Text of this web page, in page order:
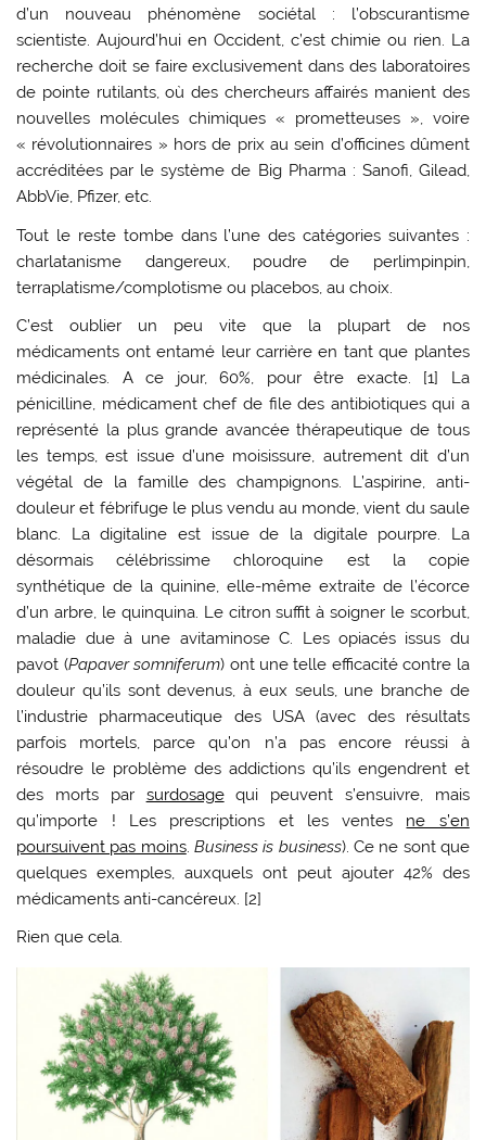
d’un nouveau phénomène sociétal : l’obscurantisme
scientiste. Aujourd’hui en Occident, c’est chimie ou rien. La
recherche doit se faire exclusivement dans des laboratoires
de pointe rutilants, où des chercheurs affairés manient des
nouvelles molécules chimiques « prometteuses », voire
« révolutionnaires » hors de prix au sein d’officines dûment
accréditées par le système de Big Pharma : Sanofi, Gilead,
AbbVie, Pfizer, etc.
Tout le reste tombe dans l’une des catégories suivantes :
charlatanisme dangereux, poudre de perlimpinpin,
terraplatisme/complotisme ou placebos, au choix.
C’est oublier un peu vite que la plupart de nos
médicaments ont entamé leur carrière en tant que plantes
médicinales. A ce jour, 60%, pour être exacte. [1] La
pénicilline, médicament chef de file des antibiotiques qui a
représenté la plus grande avancée thérapeutique de tous
les temps, est issue d’une moisissure, autrement dit d’un
végétal de la famille des champignons. L’aspirine, anti-
douleur et fébrifuge le plus vendu au monde, vient du saule
blanc. La digitaline est issue de la digitale pourpre. La
désormais célébrissime chloroquine est la copie
synthétique de la quinine, elle-même extraite de l’écorce
d’un arbre, le quinquina. Le citron suffit à soigner le scorbut,
maladie due à une avitaminose C. Les opiacés issus du
pavot (Papaver somniferum) ont une telle efficacité contre la
douleur qu’ils sont devenus, à eux seuls, une branche de
l’industrie pharmaceutique des USA (avec des résultats
parfois mortels, parce qu’on n’a pas encore réussi à
résoudre le problème des addictions qu’ils engendrent et
des morts par surdosagequi peuvent s’ensuivre, mais
qu’importe ! Les prescriptions et les ventes ne s’en
poursuivent pas moins.Business is business). Ce ne sont que
quelques exemples, auxquels ont peut ajouter 42% des
médicaments anti-cancéreux. [2]
Rien que cela.